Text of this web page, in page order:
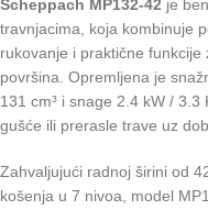
Scheppach MP132-42 je
travnjacima, koja kombinuje
rukovanje i praktične
površina. Opremljena je
131 cm³ i snage 2.4 kW /
gušće ili prerasle trave uz
Zahvaljujući radnoj širini od
košenja u 7 nivoa, model